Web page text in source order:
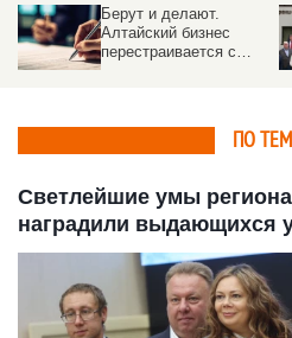
Берут и делают.
Алтайский бизнес
перестраивается с
ПО
Светлейшие умы
наградили выдающихся